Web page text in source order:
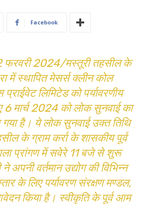
Facebook
फरवरी 2024/मस्तूरी तहसील के
में स्थापित मेसर्स क्लीन कोल
लिमिटेड को पर्यावरणीय
6 मार्च 2024 को लोक सुनवाई का
है। ये लोक सुनवाई उक्त तिथि
के ग्राम कर्रा के शासकीय पूर्व
प्रांगण में सवेरे 11 बजे से शुरू
अपनी वर्तमान उद्योग की विभिन्न
के लिए पर्यावरण संरक्षण मण्डल,
किया है। स्वीकृति के पूर्व आम